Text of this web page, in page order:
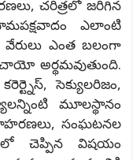
చరిత్రలో జరిగిన
ఎలాంటి
వేరులు ఎంత బలంగా
అర్థమవుతుంది.
సెక్యులరిజం,
మూలస్థానం
సంఘటనల
చెప్పిన విషయం